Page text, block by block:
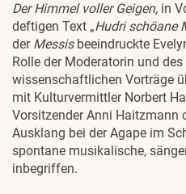
Der Himmel voller Geigen, in
deftigen Text „Hudri schöane
der Messisbeeindruckte
Rolle der Moderatorin und
wissenschaftlichen Vorträge
mit Kulturvermittler Norbert
Vorsitzender Anni Haitzmann
Ausklang bei der Agape im
spontane musikalische,
inbegriffen.